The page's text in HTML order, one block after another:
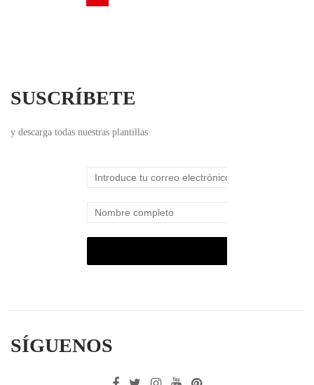
SUSCRÍBETE
y descarga todas nuestras plantillas
SÍGUENOS